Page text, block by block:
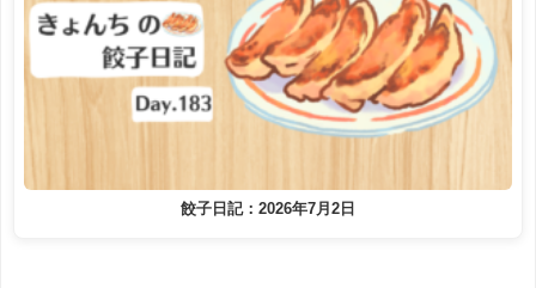
餃子日記：2026年7月2日